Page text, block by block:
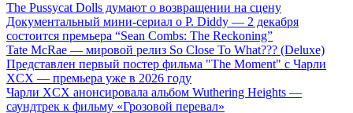
The Pussycat Dolls думают о возвращении на сцену
Документальный мини-сериал о P. Diddy — 2 декабря
состоится премьера “Sean Combs: The Reckoning”
Tate McRae — мировой релиз So Close To What??? (Deluxe)
Представлен первый постер фильма "The Moment" с Чарли
XCX — премьера уже в 2026 году
Чарли XCX анонсировала альбом Wuthering Heights —
саундтрек к фильму «Грозовой перевал»